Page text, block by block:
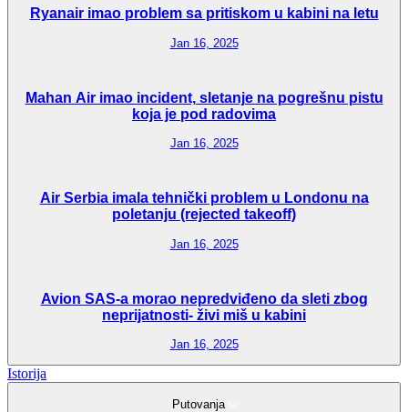
Ryanair imao problem sa pritiskom u kabini na letu
Jan 16, 2025
Mahan Air imao incident, sletanje na pogrešnu pistu
koja je pod radovima
Jan 16, 2025
Air Serbia imala tehnički problem u Londonu na
poletanju (rejected takeoff)
Jan 16, 2025
Avion SAS-a morao nepredviđeno da sleti zbog
neprijatnosti- živi miš u kabini
Jan 16, 2025
Istorija
Putovanja